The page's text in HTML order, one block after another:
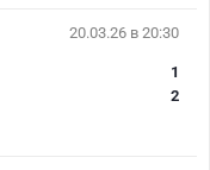
20.03.26 в 20:30
1
2